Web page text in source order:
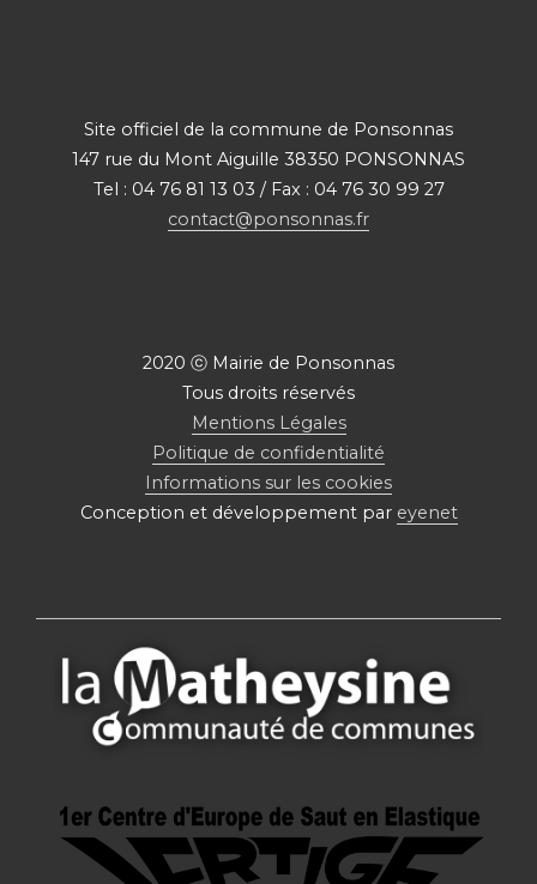
Site officiel de la commune de Ponsonnas
147 rue du Mont Aiguille 38350 PONSONNAS
Tel : 04 76 81 13 03 / Fax : 04 76 30 99 27
contact@ponsonnas.fr
2020 ⓒ Mairie de Ponsonnas
Tous droits réservés
Mentions Légales
Politique de confidentialité
Informations sur les cookies
Conception et développement par eyenet